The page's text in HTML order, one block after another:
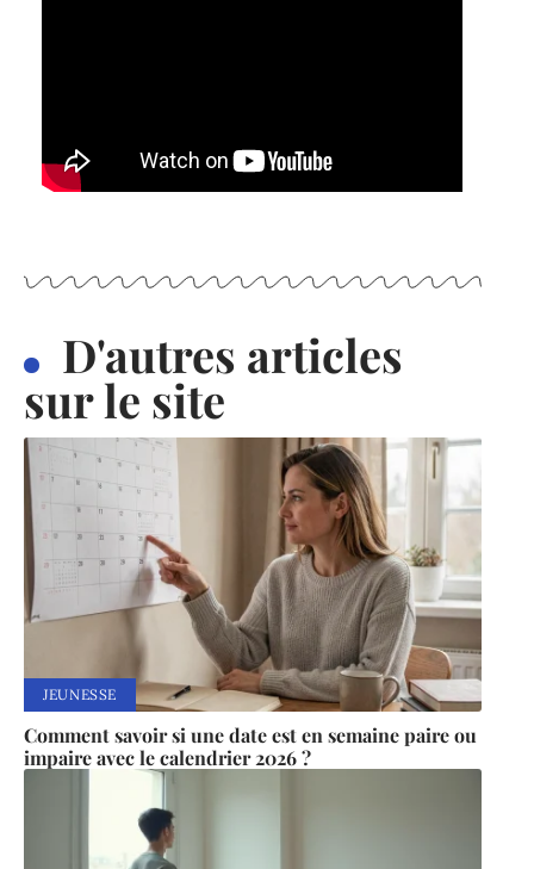
D'autres articles
sur le site
JEUNESSE
Comment savoir si une date est en semaine paire ou
impaire avec le calendrier 2026 ?